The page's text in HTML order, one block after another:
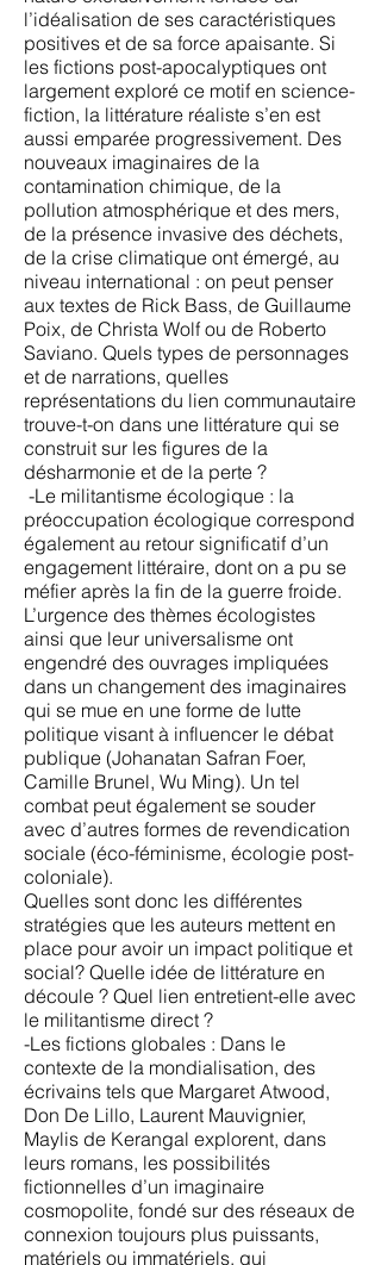
l’idéalisation de ses caractéristiques
positives et de sa force apaisante. Si
les fictions post-apocalyptiques ont
largement exploré ce motif en science-
fiction, la littérature réaliste s’en est
aussi emparée progressivement. Des
nouveaux imaginaires de la
contamination chimique, de la
pollution atmosphérique et des mers,
de la présence invasive des déchets,
de la crise climatique ont émergé, au
niveau international : on peut penser
aux textes de Rick Bass, de Guillaume
Poix, de Christa Wolf ou de Roberto
Saviano. Quels types de personnages
et de narrations, quelles
représentations du lien communautaire
trouve-t-on dans une littérature qui se
construit sur les figures de la
désharmonie et de la perte ?
-Le militantisme écologique : la
préoccupation écologique correspond
également au retour significatif d’un
engagement littéraire, dont on a pu se
méfier après la fin de la guerre froide.
L’urgence des thèmes écologistes
ainsi que leur universalisme ont
engendré des ouvrages impliquées
dans un changement des imaginaires
qui se mue en une forme de lutte
politique visant à influencer le débat
publique (Johanatan Safran Foer,
Camille Brunel, Wu Ming). Un tel
combat peut également se souder
avec d’autres formes de revendication
sociale (éco-féminisme, écologie post-
coloniale).
Quelles sont donc les différentes
stratégies que les auteurs mettent en
place pour avoir un impact politique et
social? Quelle idée de littérature en
découle ? Quel lien entretient-elle avec
le militantisme direct ?
-Les fictions globales : Dans le
contexte de la mondialisation, des
écrivains tels que Margaret Atwood,
Don De Lillo, Laurent Mauvignier,
Maylis de Kerangal explorent, dans
leurs romans, les possibilités
fictionnelles d’un imaginaire
cosmopolite, fondé sur des réseaux de
connexion toujours plus puissants,
matériels ou immatériels, qui